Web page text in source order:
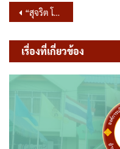
แนะแนว
เรื่อง
“สุจริต โปร่งใส องค์การบริหารส่วนตำบลพรหมมาสตร์ใสสะอาด 2567” และ “งดรับ งดให้” ของขวัญ ของกำนัลทุกชนิดจากการปฏิบัติหน้าที่ (No Gift Policy)
เรื่องที่เกี่ยวข้อง